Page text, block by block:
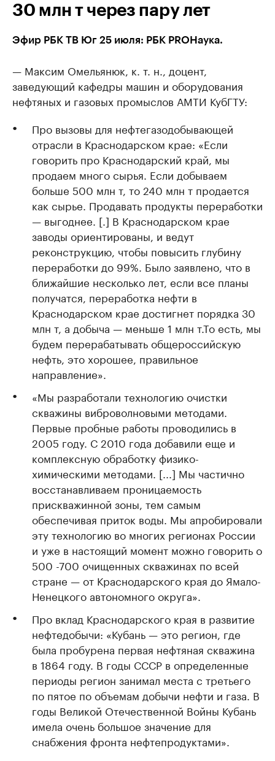
30 млн т через пару лет
Эфир РБК ТВ Юг 25 июля: РБК PROНаука.
— Максим Омельянюк, к. т. н., доцент,
заведующий кафедры машин и оборудования
нефтяных и газовых промыслов АМТИ КубГТУ:
Про вызовы для нефтегазодобывающей
отрасли в Краснодарском крае: «Если
говорить про Краснодарский край, мы
продаем много сырья. Если добываем
больше 500 млн т, то 240 млн т продается
как сырье. Продавать продукты переработки
— выгоднее. [.] В Краснодарском крае
заводы ориентированы, и ведут
реконструкцию, чтобы повысить глубину
переработки до 99%. Было заявлено, что в
ближайшие несколько лет, если все планы
получатся, переработка нефти в
Краснодарском крае достигнет порядка 30
млн т, а добыча — меньше 1 млн т.То есть, мы
будем перерабатывать общероссийскую
нефть, это хорошее, правильное
направление».
«Мы разработали технологию очистки
скважины виброволновыми методами.
Первые пробные работы проводились в
2005 году. С 2010 года добавили еще и
комплексную обработку физико-
химическими методами. [...] Мы частично
восстанавливаем проницаемость
прискважинной зоны, тем самым
обеспечивая приток воды. Мы апробировали
эту технологию во многих регионах России
и уже в настоящий момент можно говорить о
500 -700 очищенных скважинах по всей
стране — от Краснодарского края до Ямало-
Ненецкого автономного округа».
Про вклад Краснодарского края в развитие
нефтедобычи: «Кубань — это регион, где
была пробурена первая нефтяная скважина
в 1864 году. В годы СССР в определенные
периоды регион занимал места с третьего
по пятое по объемам добычи нефти и газа. В
годы Великой Отечественной Войны Кубань
имела очень большое значение для
снабжения фронта нефтепродуктами».